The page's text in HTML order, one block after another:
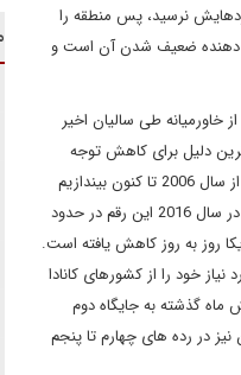
نرسید، پس منطقه را
دهنده ضعیف شدن آن است و
خاورمیانه طی سالیان اخیر
دلیل برای کاهش توجه
امریکا به خاورمیانه باشد. به عبارت دیگر غرب آسیا دیگر برای امریکا جذابیت گذشته را ندارد. اگر نگاهی به سیاست های نفتی امریکا از سال 2006 تا کنون بیندازیم
می بینیم که میزان واردات نفت امریکا از منطقه در آن سال ها بالای 20 درصد بود، در سال 2010 این رقم به نزدیک 16 درصد رسید، در سال 2016 این رقم در حدود
روز به روز کاهش یافته است.
خود را از کشورهای کانادا
گذشته به جایگاه دوم
در رده های چهارم تا پنجم